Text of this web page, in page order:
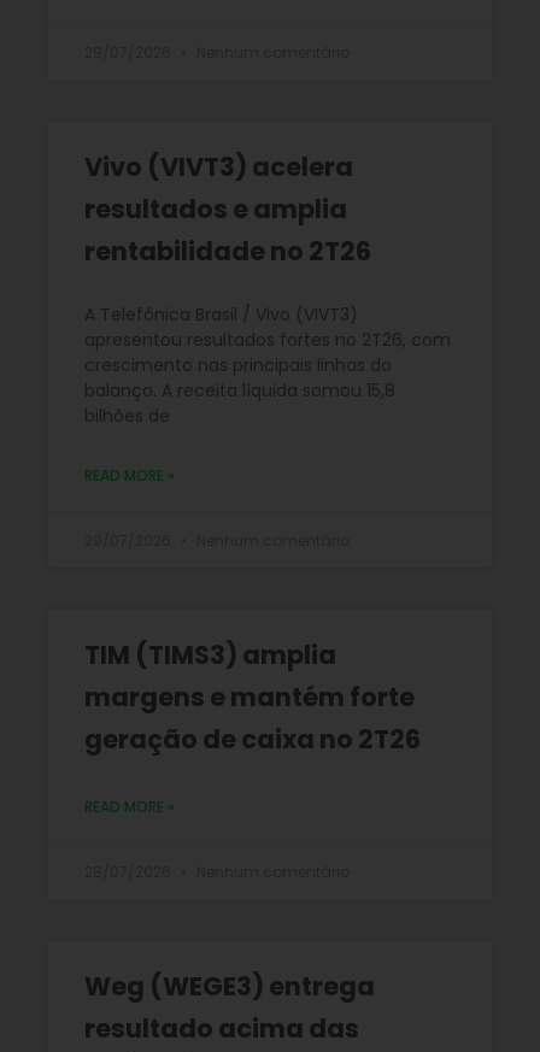
Vivo (VIVT3) acelera
resultados e amplia
rentabilidade no 2T26
A Telefônica Brasil / Vivo (VIVT3)
apresentou resultados fortes no 2T26, com
crescimento nas principais linhas do
balanço. A receita líquida somou 15,8
bilhões de
READ MORE »
TIM (TIMS3) amplia
margens e mantém forte
geração de caixa no 2T26
READ MORE »
Weg (WEGE3) entrega
resultado acima das